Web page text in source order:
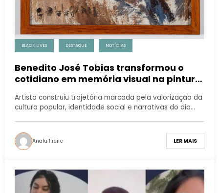
BLACK LIVES DESTAQUE NOTÍCIAS
Benedito José Tobias transformou o
cotidiano em memória visual na pintura
Artista construiu trajetória marcada pela valorização da
cultura popular, identidade social e narrativas do dia…
Analu Freire LER MAIS